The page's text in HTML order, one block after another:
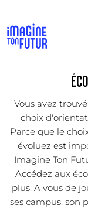
Vous avez
choix
Parce que le
évoluez est
Imagine Ton
Accédez aux
plus. A vous de
ses campus, son